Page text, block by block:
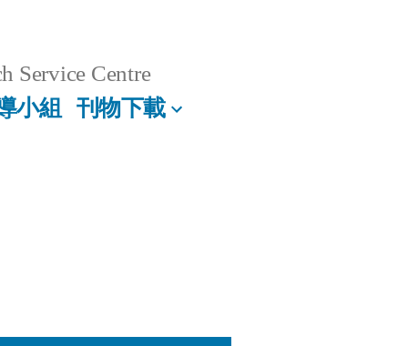
Service Centre
小組 刊物下載